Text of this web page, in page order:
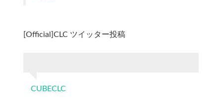
[Official]CLC ツイッター投稿
CUBECLC